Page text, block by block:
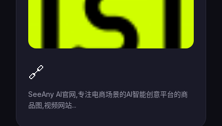
🔗
SeeAny AI官网,专注电商场景的AI智能创意平台的商
品图,视频网站...